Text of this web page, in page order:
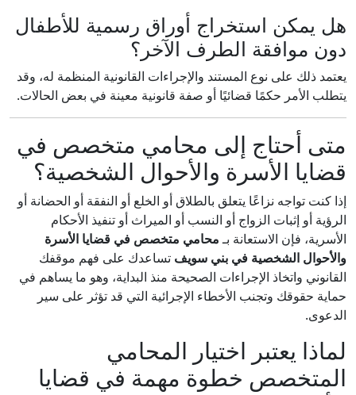
هل يمكن استخراج أوراق رسمية للأطفال
دون موافقة الطرف الآخر؟
يعتمد ذلك على نوع المستند والإجراءات القانونية المنظمة له، وقد
يتطلب الأمر حكمًا قضائيًا أو صفة قانونية معينة في بعض الحالات.
متى أحتاج إلى محامي متخصص في
قضايا الأسرة والأحوال الشخصية؟
إذا كنت تواجه نزاعًا يتعلق بالطلاق أو الخلع أو النفقة أو الحضانة أو
الرؤية أو إثبات الزواج أو النسب أو الميراث أو تنفيذ الأحكام
الأسرية، فإن الاستعانة بـمحامي متخصص في قضايا الأسرة
والأحوال الشخصية في بني سويف تساعدك على فهم موقفك
القانوني واتخاذ الإجراءات الصحيحة منذ البداية، وهو ما يساهم في
حماية حقوقك وتجنب الأخطاء الإجرائية التي قد تؤثر على سير
الدعوى.
لماذا يعتبر اختيار المحامي
المتخصص خطوة مهمة في قضايا